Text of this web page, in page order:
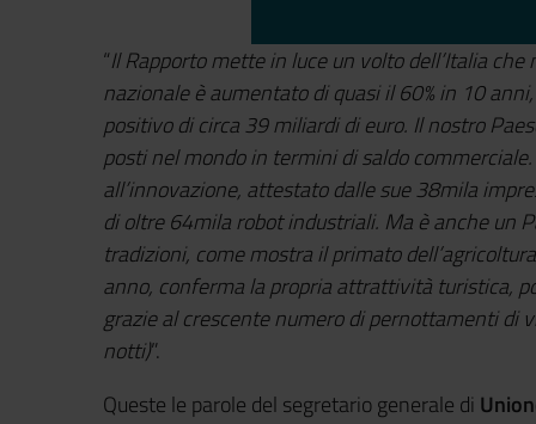
“Il Rapporto mette in luce un volto dell’Italia
nazionale è aumentato di quasi il 60% in 10
positivo di circa 39 miliardi di euro. Il nostro
posti nel mondo in termini di saldo
all’innovazione, attestato dalle sue 38mila
di oltre 64mila robot industriali. Ma è anche un
tradizioni, come mostra il primato
anno, conferma la propria attrattività turistica,
grazie al crescente numero di pernottamenti di
notti)”.
Queste le parole del segretario generale di